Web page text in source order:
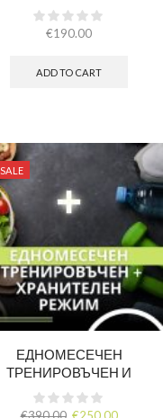
€190.00
ADD TO CART
SALE
ЕДНОМЕСЕЧЕН
ТРЕНИРОВЪЧЕН И
ХРАНИТЕЛЕН РЕЖИМ